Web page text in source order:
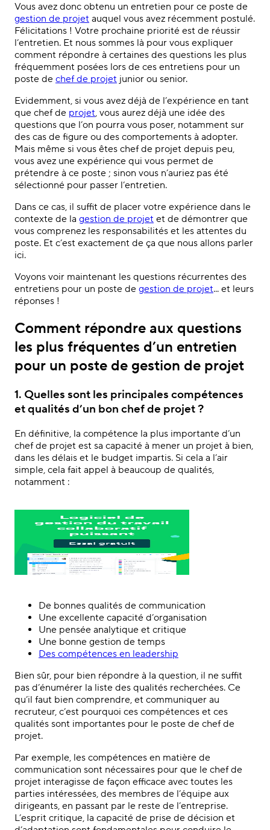
Vous avez donc obtenu un entretien pour ce poste de
gestion de projet auquel vous avez récemment postulé.
Félicitations ! Votre prochaine priorité est de réussir
l’entretien. Et nous sommes là pour vous expliquer
comment répondre à certaines des questions les plus
fréquemment posées lors de ces entretiens pour un
poste de chef de projet junior ou senior.
Evidemment, si vous avez déjà de l’expérience en tant
que chef de projet, vous aurez déjà une idée des
questions que l’on pourra vous poser, notamment sur
des cas de figure ou des comportements à adopter.
Mais même si vous êtes chef de projet depuis peu,
vous avez une expérience qui vous permet de
prétendre à ce poste ; sinon vous n’auriez pas été
sélectionné pour passer l’entretien.
Dans ce cas, il suffit de placer votre expérience dans le
contexte de la gestion de projet et de démontrer que
vous comprenez les responsabilités et les attentes du
poste. Et c’est exactement de ça que nous allons parler
ici.
Voyons voir maintenant les questions récurrentes des
entretiens pour un poste de gestion de projet... et leurs
réponses !
Comment répondre aux questions
les plus fréquentes d’un entretien
pour un poste de gestion de projet
1. Quelles sont les principales compétences
et qualités d’un bon chef de projet ?
En définitive, la compétence la plus importante d’un
chef de projet est sa capacité à mener un projet à bien,
dans les délais et le budget impartis. Si cela a l’air
simple, cela fait appel à beaucoup de qualités,
notamment :
De bonnes qualités de communication
Une excellente capacité d’organisation
Une pensée analytique et critique
Une bonne gestion de temps
Des compétences en leadership
Bien sûr, pour bien répondre à la question, il ne suffit
pas d’énumérer la liste des qualités recherchées. Ce
qu’il faut bien comprendre, et communiquer au
recruteur, c’est pourquoi ces compétences et ces
qualités sont importantes pour le poste de chef de
projet.
Par exemple, les compétences en matière de
communication sont nécessaires pour que le chef de
projet interagisse de façon efficace avec toutes les
parties intéressées, des membres de l’équipe aux
dirigeants, en passant par le reste de l’entreprise.
L’esprit critique, la capacité de prise de décision et